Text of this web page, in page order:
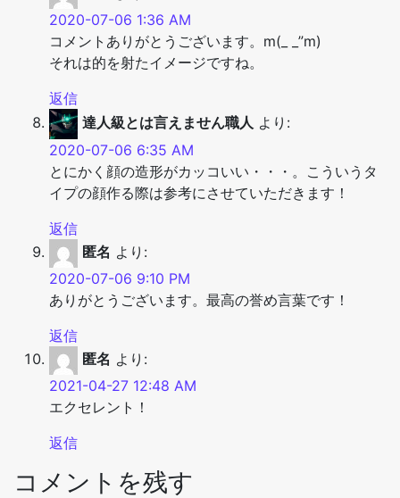
2020-07-06 1:36 AM
コメントありがとうございます。m(_ _”m)
それは的を射たイメージですね。
返信
達人級とは言えません職人 より:
2020-07-06 6:35 AM
とにかく顔の造形がカッコいい・・・。こういうタ
イプの顔作る際は参考にさせていただきます！
返信
匿名 より:
2020-07-06 9:10 PM
ありがとうございます。最高の誉め言葉です！
返信
匿名 より:
2021-04-27 12:48 AM
エクセレント！
返信
コメントを残す